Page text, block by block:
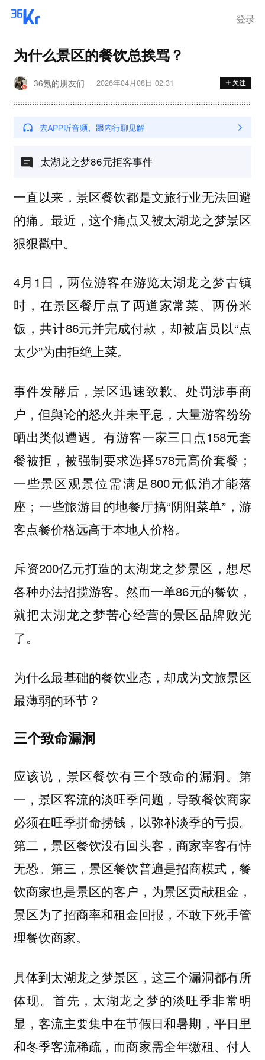
登录
为什么景区的餐饮总挨骂？
36氪的朋友们 2026年04月08日 02:31
太湖龙之梦86元拒客事件
一直以来，景区餐饮都是文旅行业无法回避
的痛。最近，这个痛点又被太湖龙之梦景区
狠狠戳中。
4月1日，两位游客在游览太湖龙之梦古镇
时，在景区餐厅点了两道家常菜、两份米
饭，共计86元并完成付款，却被店员以“点
太少”为由拒绝上菜。
事件发酵后，景区迅速致歉、处罚涉事商
户，但舆论的怒火并未平息，大量游客纷纷
晒出类似遭遇。有游客一家三口点158元套
餐被拒，被强制要求选择578元高价套餐；
一些景区观景位需满足800元低消才能落
座；一些旅游目的地餐厅搞“阴阳菜单”，游
客点餐价格远高于本地人价格。
斥资200亿元打造的太湖龙之梦景区，想尽
各种办法招揽游客。然而一单86元的餐饮，
就把太湖龙之梦苦心经营的景区品牌败光
了。
为什么最基础的餐饮业态，却成为文旅景区
最薄弱的环节？
三个致命漏洞
应该说，景区餐饮有三个致命的漏洞。第
一，景区客流的淡旺季问题，导致餐饮商家
必须在旺季拼命捞钱，以弥补淡季的亏损。
第二，景区餐饮没有回头客，商家宰客有恃
无恐。第三，景区餐饮普遍是招商模式，餐
饮商家也是景区的客户，为景区贡献租金，
景区为了招商率和租金回报，不敢下死手管
理餐饮商家。
具体到太湖龙之梦景区，这三个漏洞都有所
体现。首先，太湖龙之梦的淡旺季非常明
显，客流主要集中在节假日和暑期，平日里
和冬季客流稀疏，而商家需全年缴租、付人